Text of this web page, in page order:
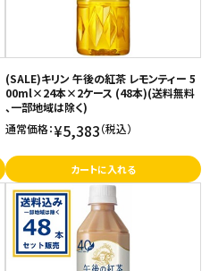
(SALE)キリン 午後の紅茶 レモンティー 5
00ml×24本×2ケース (48本)(送料無料
、一部地域は除く)
通常価格：¥5,383（税込）
カートに入れる